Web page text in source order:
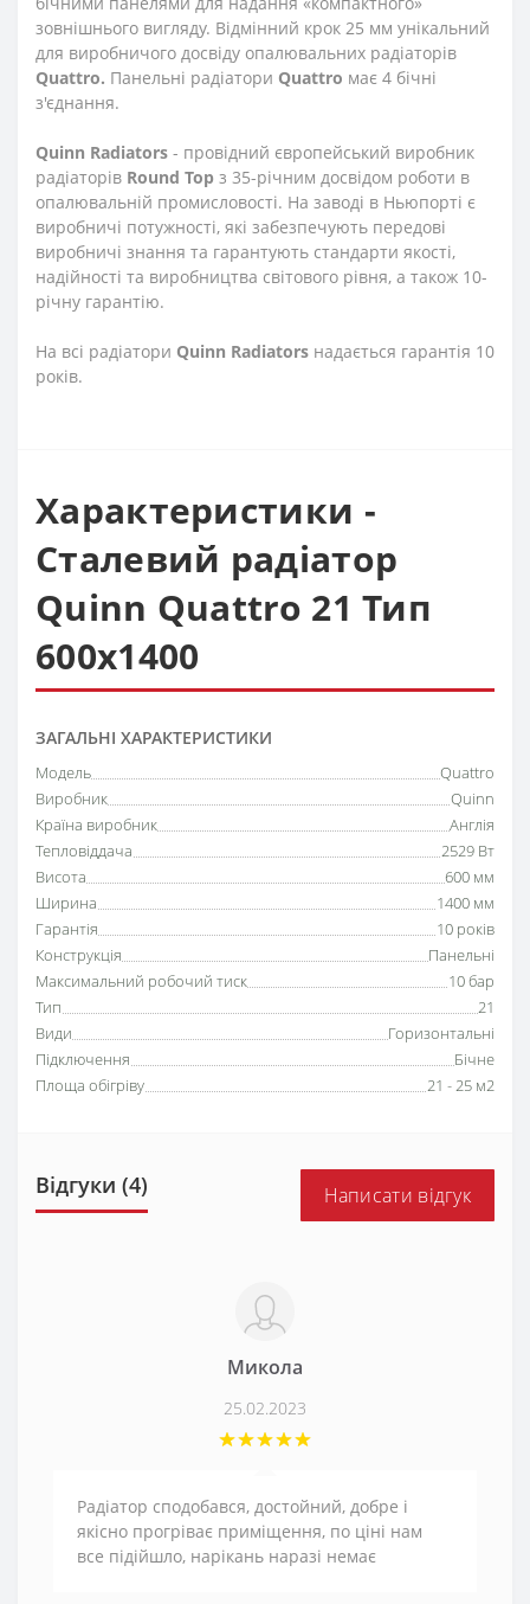
зовнішнього вигляду. Відмінний крок 25 мм унікальний
для виробничого досвіду опалювальних радіаторів
Quattro. Панельні радіатори Quattro має 4 бічні
з'єднання.
Quinn Radiators - провідний європейський виробник
радіаторів Round Top з 35-річним досвідом роботи в
опалювальній промисловості. На заводі в Ньюпорті є
виробничі потужності, які забезпечують передові
виробничі знання та гарантують стандарти якості,
надійності та виробництва світового рівня, а також 10-
річну гарантію.
На всі радіатори Quinn Radiators надається гарантія 10
років.
Характеристики -
Сталевий радіатор
Quinn Quattro 21 Тип
600х1400
ЗАГАЛЬНІ ХАРАКТЕРИСТИКИ
Модель
Quattro
Виробник
Quinn
Країна виробник
Англія
Тепловіддача
2529 Вт
Висота
600 мм
Ширина
1400 мм
Гарантія
10 років
Конструкція
Панельні
Максимальний робочий тиск
10 бар
Тип
21
Види
Горизонтальні
Підключення
Бічне
Площа обігріву
21 - 25 м2
Відгуки (4) Написати відгук
Микола
25.02.2023
Радіатор сподобався, достойний, добре і
якісно прогріває приміщення, по ціні нам
все підійшло, нарікань наразі немає